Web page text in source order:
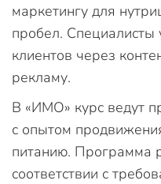
маркетингу для
пробел. Специалисты
клиентов через
рекламу.
В «ИМО» курс ведут
с опытом
питанию. Программа
соответствии с